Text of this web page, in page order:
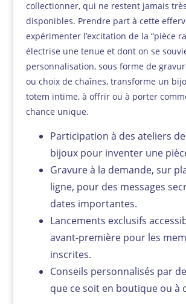
collectionner, qui ne restent jamais
disponibles. Prendre part à cette
expérimenter l’excitation de la “pièce
électrise une tenue et dont on se
personnalisation, sous forme de
ou choix de chaînes, transforme un
totem intime, à offrir ou à porter
chance unique.
Participation à des ateliers
bijoux pour inventer une
Gravure à la demande, sur
ligne, pour des messages
dates importantes.
Lancements exclusifs
avant-première pour les
inscrites.
Conseils personnalisés par
que ce soit en boutique ou à